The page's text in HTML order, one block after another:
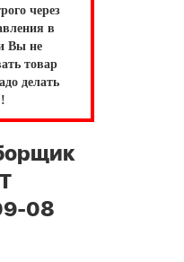
через
в
Вы не
товар
делать
08